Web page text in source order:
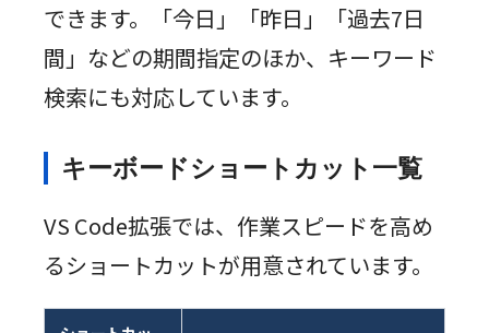
できます。「今日」「昨日」「過去7日
間」などの期間指定のほか、キーワード
検索にも対応しています。
キーボードショートカット一覧
VS Code拡張では、作業スピードを高め
るショートカットが用意されています。